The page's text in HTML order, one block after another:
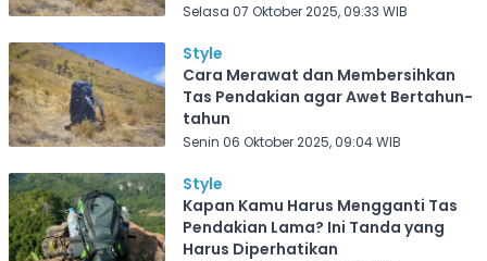
Selasa 07 Oktober 2025, 09:33 WIB
Style
Cara Merawat dan Membersihkan
Tas Pendakian agar Awet Bertahun-
tahun
Senin 06 Oktober 2025, 09:04 WIB
Style
Kapan Kamu Harus Mengganti Tas
Pendakian Lama? Ini Tanda yang
Harus Diperhatikan